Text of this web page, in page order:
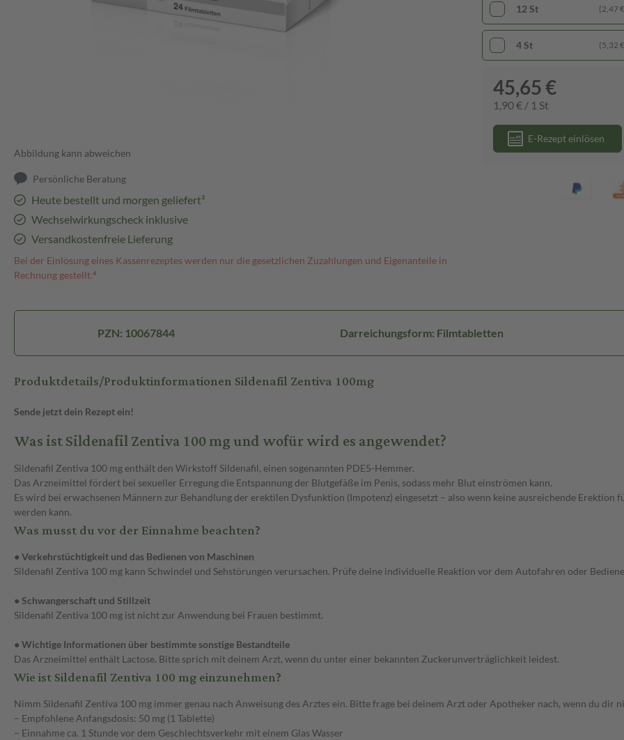
Abbildung kann abweichen
Persönliche Beratung
Heute bestellt und morgen geliefert³
Wechselwirkungscheck inklusive
Versandkostenfreie Lieferung
Bei der Einlösung eines Kassenrezeptes werden nur die gesetzlichen Zuzahlungen und Eigenanteile in
Rechnung gestellt.⁴
12 St (2,47
4 St (5,32
45,65 €
1,90 € / 1 St
E-Rezept einlösen
PZN: 10067844 Darreichungsform: Filmtabletten
Produktdetails/Produktinformationen Sildenafil Zentiva 100mg
Sende jetzt dein Rezept ein!
Was ist Sildenafil Zentiva 100 mg und wofür wird es angewendet?
Sildenafil Zentiva 100 mg enthält den Wirkstoff Sildenafil, einen sogenannten PDE5-Hemmer.
Das Arzneimittel fördert bei sexueller Erregung die Entspannung der Blutgefäße im Penis, sodass mehr Blut einströmen kann.
Es wird bei erwachsenen Männern zur Behandlung der erektilen Dysfunktion (Impotenz) eingesetzt – also wenn keine ausreichende
werden kann.
Was musst du vor der Einnahme beachten?
● Verkehrstüchtigkeit und das Bedienen von Maschinen
Sildenafil Zentiva 100 mg kann Schwindel und Sehstörungen verursachen. Prüfe deine individuelle Reaktion vor dem Autofahren oder
● Schwangerschaft und Stillzeit
Sildenafil Zentiva 100 mg ist nicht zur Anwendung bei Frauen bestimmt.
● Wichtige Informationen über bestimmte sonstige Bestandteile
Das Arzneimittel enthält Lactose. Bitte sprich mit deinem Arzt, wenn du unter einer bekannten Zuckerunverträglichkeit leidest.
Wie ist Sildenafil Zentiva 100 mg einzunehmen?
Nimm Sildenafil Zentiva 100 mg immer genau nach Anweisung des Arztes ein. Bitte frage bei deinem Arzt oder Apotheker nach, wenn du dir
– Empfohlene Anfangsdosis: 50 mg (1 Tablette)
– Einnahme ca. 1 Stunde vor dem Geschlechtsverkehr mit einem Glas Wasser